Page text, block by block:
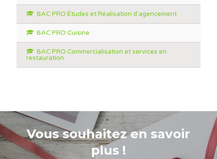
BAC PRO Études et Réalisation d'agencement
BAC PRO Cuisine
BAC PRO Commercialisation et services en
restauration
Vous souhaitez en savoir
plus !